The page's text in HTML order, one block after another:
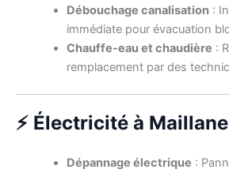
Débouchage canalisation:
immédiate pour évacuation
Chauffe-eau et chaudière :
remplacement par des
⚡ Électricité à Maillane
Dépannage électrique :